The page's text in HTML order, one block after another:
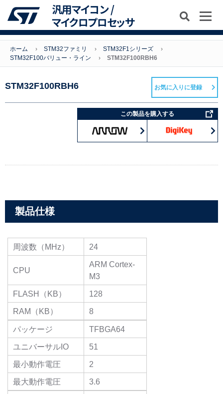
汎用マイコン /
マイクロプロセッサ
ホーム STM32ファミリ
STM32F1シリーズ
STM32F100バリュー・ライン
STM32F100RBH6
STM32F100RBH6
この製品を購入する
お気に入りに登録
製品仕様
周波数（MHz） 24
CPU
ARM Cortex-
M3
FLASH（KB）
128
RAM（KB）
8
パッケージ
TFBGA64
ユニバーサルIO
51
最小動作電圧
2
最大動作電圧
3.6